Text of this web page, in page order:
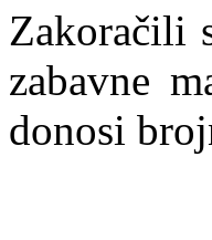
Zakoračili
zabavne
donosi